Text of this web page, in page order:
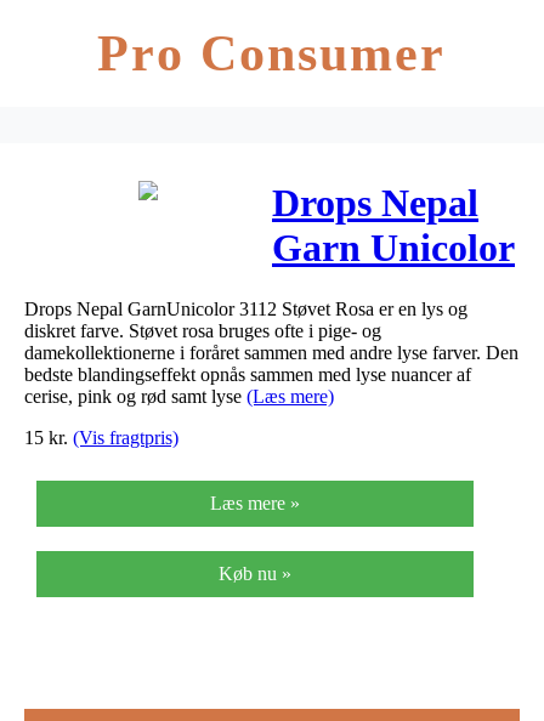
Pro Consumer
Drops Nepal
Garn Unicolor
3112 Støvet
Rosa
Drops Nepal GarnUnicolor 3112 Støvet Rosa er en lys og
diskret farve. Støvet rosa bruges ofte i pige- og
damekollektionerne i foråret sammen med andre lyse farver. Den
bedste blandingseffekt opnås sammen med lyse nuancer af
cerise, pink og rød samt lyse (Læs mere)
15 kr. (Vis fragtpris)
Læs mere »
Køb nu »